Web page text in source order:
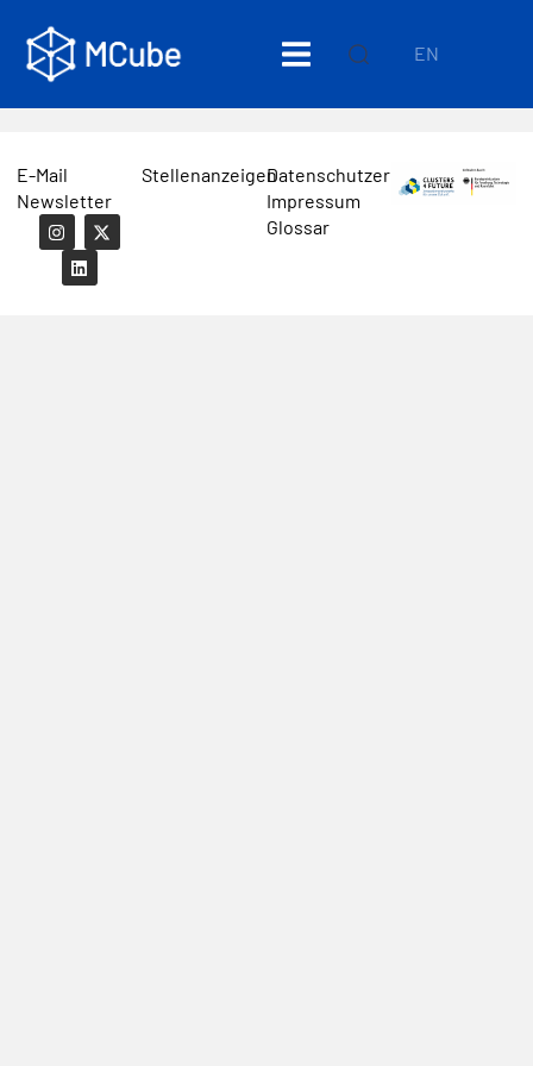
EN
E-Mail
Newsletter
StellenanzeigenDatenschutzerklärung
Impressum
Glossar